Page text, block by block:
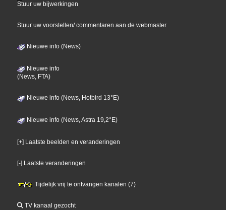
Stuur uw bijwerkingen
Stuur uw voorstellen/ commentaren aan de webmaster
Nieuwe info (News)
Nieuwe info
(News, FTA)
Nieuwe info (News, Hotbird 13°E)
Nieuwe info (News, Astra 19,2°E)
[+] Laatste beelden en veranderingen
[-] Laatste veranderingen
Tijdelijk vrij te ontvangen kanalen (7)
TV kanaal gezocht